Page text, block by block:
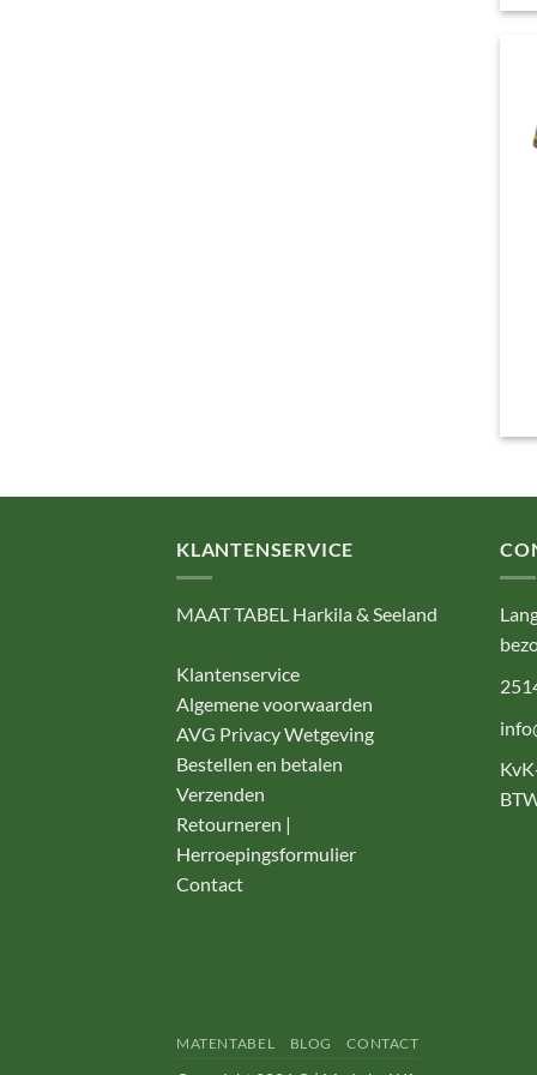
KLANTENSERVICE
MAAT TABEL Harkila & Seeland
Klantenservice
Algemene voorwaarden
AVG Privacy Wetgeving
Bestellen en betalen
Verzenden
Retourneren |
Herroepingsformulier
Contact
MATENTABEL BLOG CONTACT